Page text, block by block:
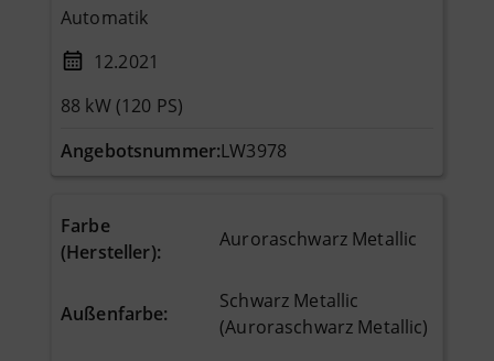
Automatik
12.2021
88 kW (120 PS)
Angebotsnummer:LW3978
Farbe
(Hersteller):
Auroraschwarz Metallic
Außenfarbe:
Schwarz Metallic
(Auroraschwarz Metallic)